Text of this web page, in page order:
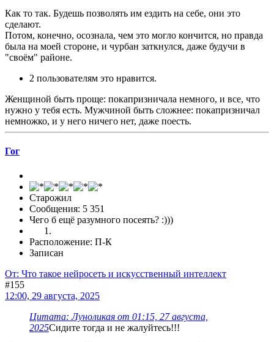
Как то так. Будешь позволять им ездить на себе, они это
сделают.
Потом, конечно, осознала, чем это могло кончится, но правда
была на моей стороне, и чурбан заткнулся, даже будучи в
"своём" районе.
2 пользователям это нравится.
Женщиной быть проще: покапризничала немного, и все, что
нужно у тебя есть. Мужчиной быть сложнее: покапризничал
немножко, и у него ничего нет, даже поесть.
Гог
Старожил
Сообщения: 5 351
Чего б ещё разумного посеять? :)))
Расположение: П-К
Записан
От: Что такое нейросеть и искусственный интеллект
#155
12:00, 29 августа, 2025
Цитата: Луноликая от 01:15, 27 августа,
2025Сидите тогда и не жалуйтесь!!!